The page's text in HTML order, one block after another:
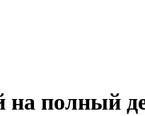
на полный